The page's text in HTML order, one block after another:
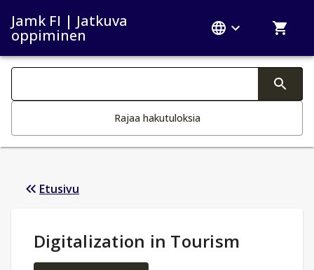
Jamk FI | Jatkuva
oppiminen
Haku kategoriat
Rajaa hakutuloksia
Etusivu
Opintotiedot:
Digitalization in Tourism